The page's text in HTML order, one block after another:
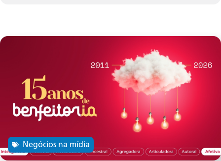
Negócios na mídia